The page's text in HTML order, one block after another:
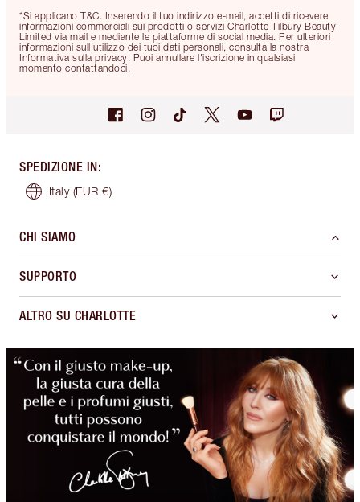
*Si applicano T&C. Inserendo il tuo indirizzo e-mail, accetti di ricevere
informazioni commerciali sui prodotti o servizi Charlotte Tilbury Beauty
Limited via mail e mediante le piattaforme di social media. Per ulteriori
informazioni sull'utilizzo dei tuoi dati personali, consulta la nostra
Informativa sulla privacy. Puoi annullare l'iscrizione in qualsiasi
momento contattandoci.
SPEDIZIONE IN:
Italy (EUR €)
CHI SIAMO
SUPPORTO
ALTRO SU CHARLOTTE